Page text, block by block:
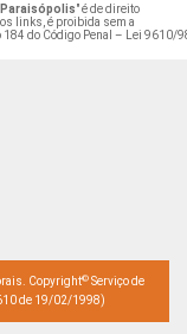
" é de direito
links, é proibida sem a
do Código Penal –
Lei 9610/
Copyright© Serviço de
de 19/02/1998)